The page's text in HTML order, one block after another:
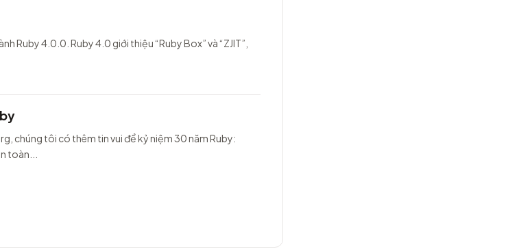
Ruby 4.0.0. Ruby 4.0 giới thiệu “Ruby Box” và “ZJIT”,
chúng tôi có thêm tin vui để kỷ niệm 30 năm Ruby:
toàn...